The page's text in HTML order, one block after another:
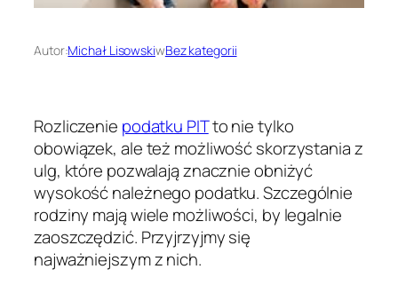
Autor:Michał LisowskiwBez kategorii
Rozliczenie podatku PITto nie tylko
obowiązek, ale też możliwość skorzystania z
ulg, które pozwalają znacznie obniżyć
wysokość należnego podatku. Szczególnie
rodziny mają wiele możliwości, by legalnie
zaoszczędzić. Przyjrzyjmy się
najważniejszym z nich.